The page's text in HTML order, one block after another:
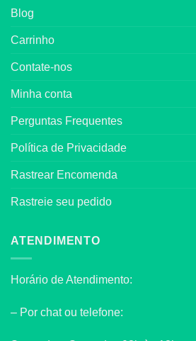
Blog
Carrinho
Contate-nos
Minha conta
Perguntas Frequentes
Política de Privacidade
Rastrear Encomenda
Rastreie seu pedido
ATENDIMENTO
Horário de Atendimento:
– Por chat ou telefone: